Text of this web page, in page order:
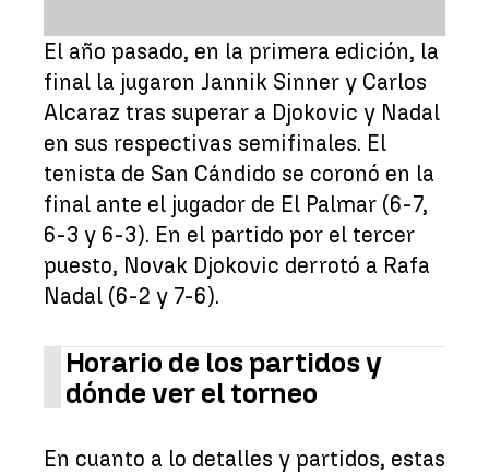
El año pasado, en la primera edición, la
final la jugaron Jannik Sinner y Carlos
Alcaraz tras superar a Djokovic y Nadal
en sus respectivas semifinales. El
tenista de San Cándido se coronó en la
final ante el jugador de El Palmar (6-7,
6-3 y 6-3). En el partido por el tercer
puesto, Novak Djokovic derrotó a Rafa
Nadal (6-2 y 7-6).
Horario de los partidos y
dónde ver el torneo
En cuanto a lo detalles y partidos, estas